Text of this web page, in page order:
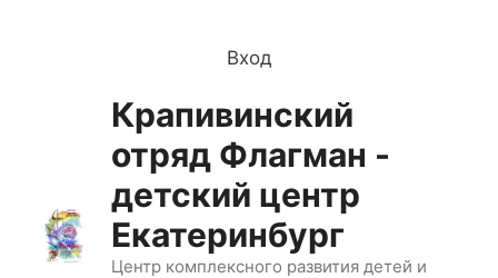
Вход
Крапивинский
отряд Флагман -
детский центр
Екатеринбург
Центр комплексного развития детей и